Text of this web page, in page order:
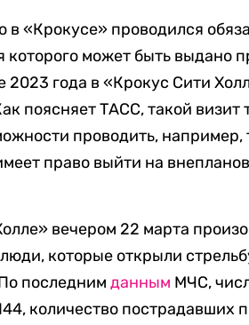
«Крокусе» проводился
которого может быть выдано
года в «Крокус Сити
поясняет ТАСС, такой визит
проводить, например,
право выйти на
вечером 22 марта
которые открыли
последнимданным МЧС,
количество пострадавших